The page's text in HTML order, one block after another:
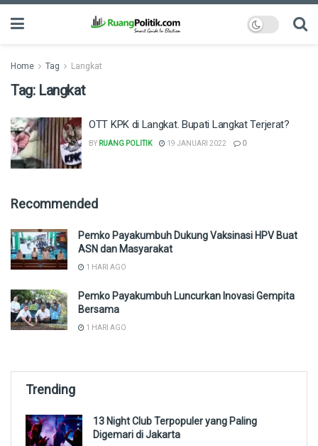
Home Tag Langkat
Tag: Langkat
OTT KPK di Langkat. Bupati Langkat Terjerat?
BY RUANG POLITIK 19 JANUARI 2022 0
Recommended
Pemko Payakumbuh Dukung Vaksinasi HPV Buat
ASN dan Masyarakat
1 HARI AGO
Pemko Payakumbuh Luncurkan Inovasi Gempita
Bersama
1 HARI AGO
Trending
13 Night Club Terpopuler yang Paling
Digemari di Jakarta